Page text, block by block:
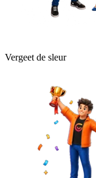
Vergeet de sleur